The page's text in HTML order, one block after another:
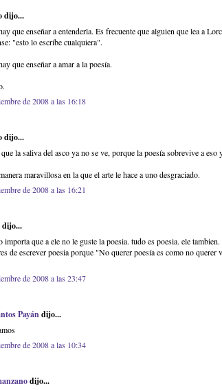
dijo...
que enseñar a entenderla. Es frecuente que alguien que lea a
"esto lo escribe cualquiera".
que enseñar a amar a la poesía.
de 2008 a las 16:18
dijo...
la saliva del asco ya no se ve, porque la poesía sobrevive a eso
maravillosa en la que el arte le hace a uno desgraciado.
de 2008 a las 16:21
dijo...
importa que a ele no le guste la poesia. tudo es poesia. ele tambien.
de escrever poesia porque "No querer poesía es como no querer
de 2008 a las 23:47
Payándijo...
de 2008 a las 10:34
dijo...